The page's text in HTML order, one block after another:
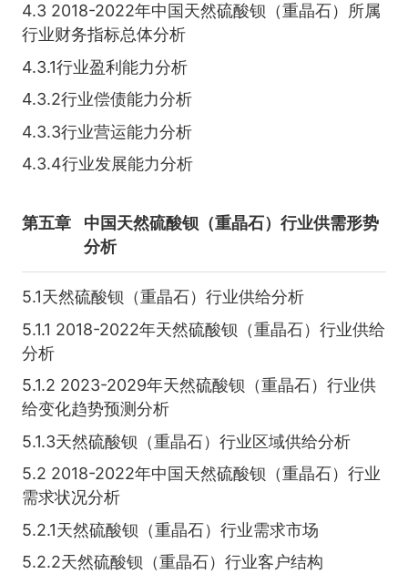
4.3 2018-2022年中国天然硫酸钡（重晶石）所属
行业财务指标总体分析
4.3.1行业盈利能力分析
4.3.2行业偿债能力分析
4.3.3行业营运能力分析
4.3.4行业发展能力分析
第五章
中国天然硫酸钡（重晶石）行业供需形势
分析
5.1天然硫酸钡（重晶石）行业供给分析
5.1.1 2018-2022年天然硫酸钡（重晶石）行业供给
分析
5.1.2 2023-2029年天然硫酸钡（重晶石）行业供
给变化趋势预测分析
5.1.3天然硫酸钡（重晶石）行业区域供给分析
5.2 2018-2022年中国天然硫酸钡（重晶石）行业
需求状况分析
5.2.1天然硫酸钡（重晶石）行业需求市场
5.2.2天然硫酸钡（重晶石）行业客户结构